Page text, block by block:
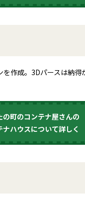
作成。3Dパースは納
の町のコンテナ屋さんの
ナハウスについて詳しく